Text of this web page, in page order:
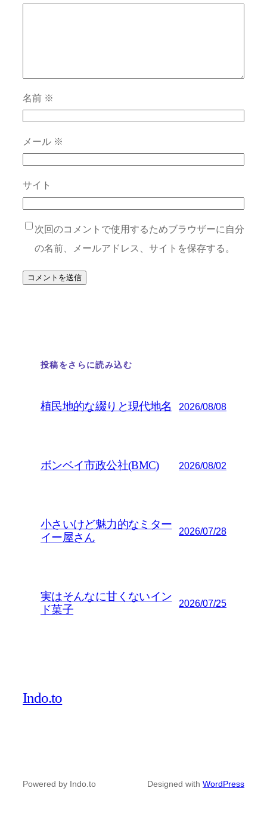
名前 ※
メール ※
サイト
次回のコメントで使用するためブラウザーに自分
の名前、メールアドレス、サイトを保存する。
投稿をさらに読み込む
植民地的な綴りと現代地名 2026/08/08
ボンベイ市政公社(BMC) 2026/08/02
小さいけど魅力的なミター
イー屋さん
2026/07/28
実はそんなに甘くないイン
ド菓子
2026/07/25
Indo.to
Powered by Indo.to Designed with WordPress